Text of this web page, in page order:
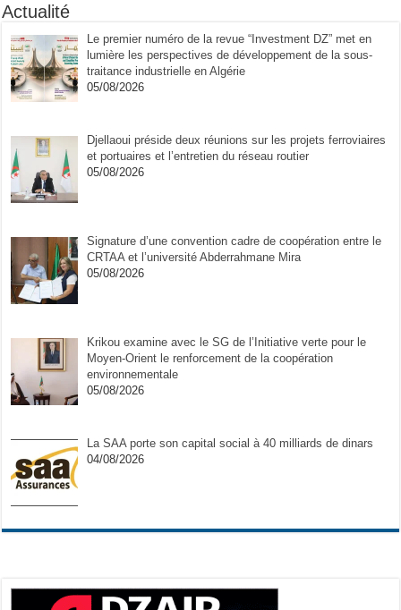
Actualité
Le premier numéro de la revue “Investment DZ” met en
lumière les perspectives de développement de la sous-
traitance industrielle en Algérie
05/08/2026
Djellaoui préside deux réunions sur les projets ferroviaires
et portuaires et l’entretien du réseau routier
05/08/2026
Signature d’une convention cadre de coopération entre le
CRTAA et l’université Abderrahmane Mira
05/08/2026
Krikou examine avec le SG de l’Initiative verte pour le
Moyen-Orient le renforcement de la coopération
environnementale
05/08/2026
La SAA porte son capital social à 40 milliards de dinars
04/08/2026